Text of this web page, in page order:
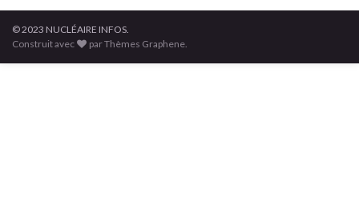
© 2023 NUCLÉAIRE INFOS.
Construit avec
par Thèmes Graphene.